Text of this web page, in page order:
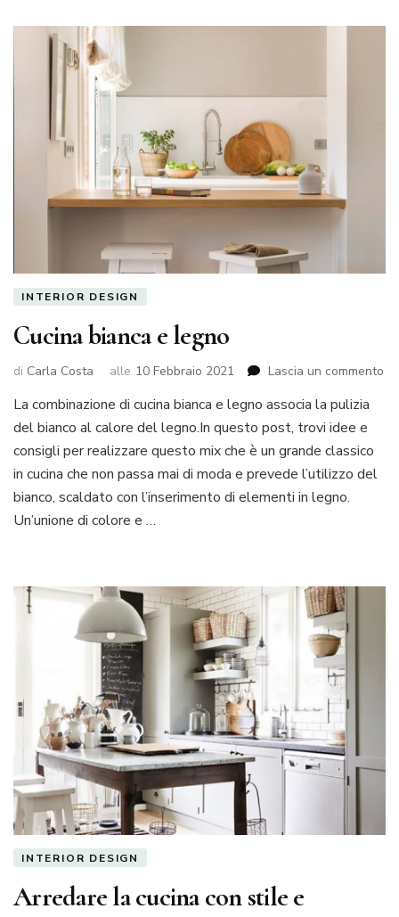
INTERIOR DESIGN
Cucina bianca e legno
di Carla Costa alle 10 Febbraio 2021 Lascia un commento
La combinazione di cucina bianca e legno associa la pulizia
del bianco al calore del legno.In questo post, trovi idee e
consigli per realizzare questo mix che è un grande classico
in cucina che non passa mai di moda e prevede l’utilizzo del
bianco, scaldato con l’inserimento di elementi in legno.
Un’unione di colore e …
INTERIOR DESIGN
Arredare la cucina con stile e